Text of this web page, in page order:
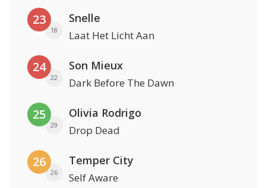
23
18
Snelle
Laat Het Licht Aan
24
22
Son Mieux
Dark Before The Dawn
25
29
Olivia Rodrigo
Drop Dead
26
26
Temper City
Self Aware